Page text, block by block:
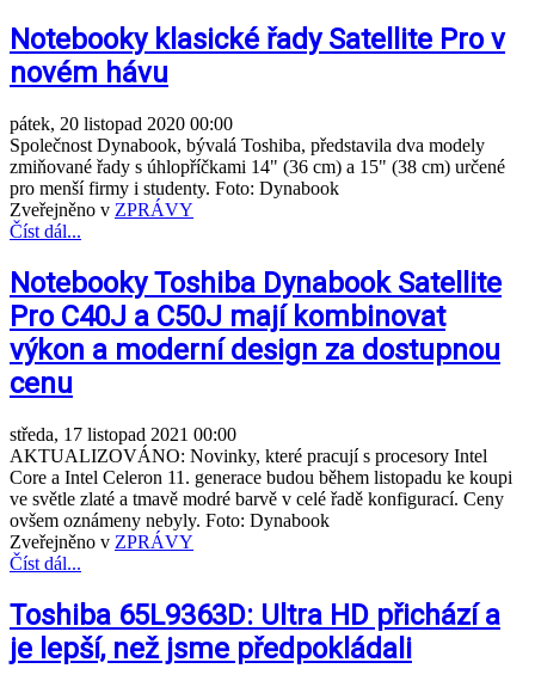
Notebooky klasické řady Satellite Pro v
novém hávu
pátek, 20 listopad 2020 00:00
Společnost Dynabook, bývalá Toshiba, představila dva modely
zmiňované řady s úhlopříčkami 14" (36 cm) a 15" (38 cm) určené
pro menší firmy i studenty. Foto: Dynabook
Zveřejněno v ZPRÁVY
Číst dál...
Notebooky Toshiba Dynabook Satellite
Pro C40J a C50J mají kombinovat
výkon a moderní design za dostupnou
cenu
středa, 17 listopad 2021 00:00
AKTUALIZOVÁNO: Novinky, které pracují s procesory Intel
Core a Intel Celeron 11. generace budou během listopadu ke koupi
ve světle zlaté a tmavě modré barvě v celé řadě konfigurací. Ceny
ovšem oznámeny nebyly. Foto: Dynabook
Zveřejněno v ZPRÁVY
Číst dál...
Toshiba 65L9363D: Ultra HD přichází a
je lepší, než jsme předpokládali